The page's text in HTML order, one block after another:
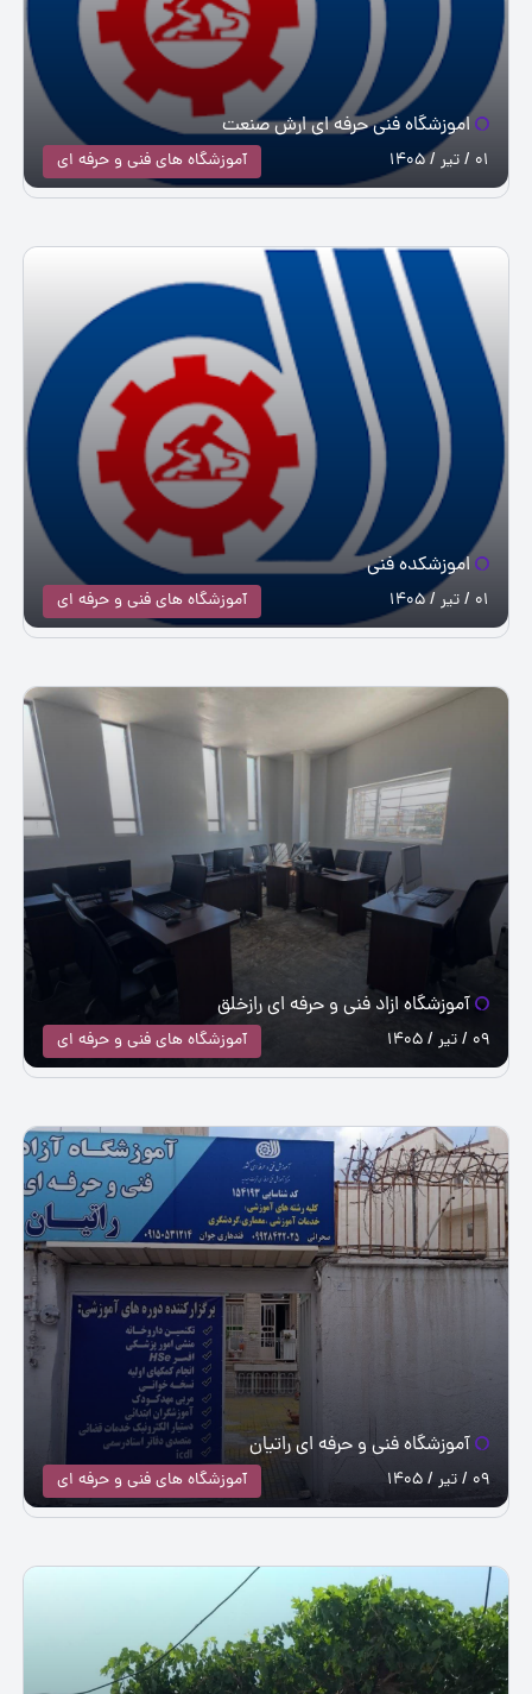
اموزشگاه فنی حرفه ای ارش صنعت
آموزشگاه های فنی و حرفه ای 01 / تیر / 1405
اموزشکده فنی
آموزشگاه های فنی و حرفه ای 01 / تیر / 1405
آموزشگاه ازاد فنی و حرفه ای رازخلق
آموزشگاه های فنی و حرفه ای 09 / تیر / 1405
آموزشگاه فنی و حرفه ای راتیان
آموزشگاه های فنی و حرفه ای 09 / تیر / 1405